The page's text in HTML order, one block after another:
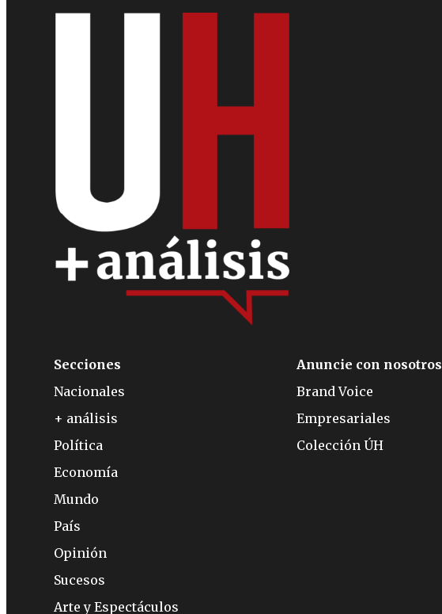
Secciones
Nacionales
+ análisis
Política
Economía
Mundo
País
Opinión
Sucesos
Arte y Espectáculos
Anuncie con nosotros
Brand Voice
Empresariales
Colección ÚH